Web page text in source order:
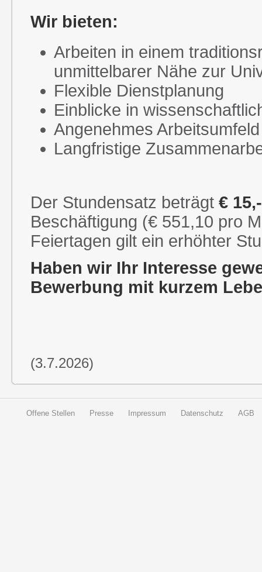
Wir bieten:
Arbeiten in einem
unmittelbarer Nähe zur
Flexible Dienstplanung
Einblicke in
Angenehmes
Langfristige
Der Stundensatz beträgt€
Beschäftigung (€ 551,10 pro
Feiertagen gilt ein erhöhter
Haben wir Ihr Interesse
Bewerbung mit kurzem
(3.7.2026)
Offene Stellen Presse Impressum Datenschutz AGB